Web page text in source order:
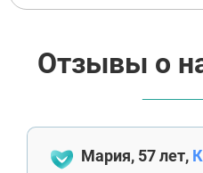
Отзывы о
Мария, 57 лет,